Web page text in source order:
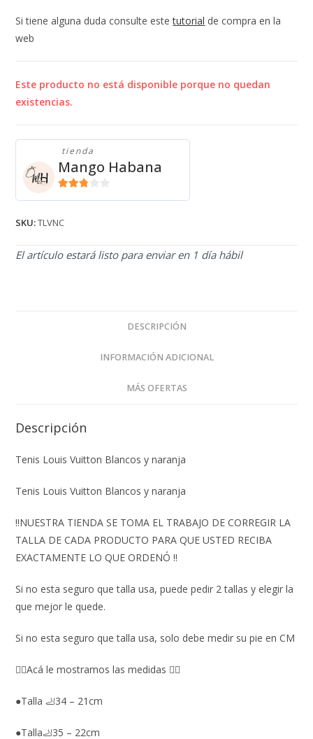
Si tiene alguna duda consulte estetutorial de compra en la
web
Este producto no está disponible porque no quedan
existencias.
tienda
Mango Habana
SKU:TLVNC
El artículo estará listo para enviar en 1 día hábil
DESCRIPCIÓN
INFORMACIÓN ADICIONAL
MÁS OFERTAS
Descripción
Tenis Louis Vuitton Blancos y naranja
Tenis Louis Vuitton Blancos y naranja
‼️NUESTRA TIENDA SE TOMA EL TRABAJO DE CORREGIR LA
TALLA DE CADA PRODUCTO PARA QUE USTED RECIBA
EXACTAMENTE LO QUE ORDENÓ ‼️
Si no esta seguro que talla usa, puede pedir 2 tallas y elegir la
que mejor le quede.
Si no esta seguro que talla usa, solo debe medir su pie en CM
👇🏼Acá le mostramos las medidas 👇🏼
●Talla 🦶34 – 21cm
●Talla🦶35 – 22cm